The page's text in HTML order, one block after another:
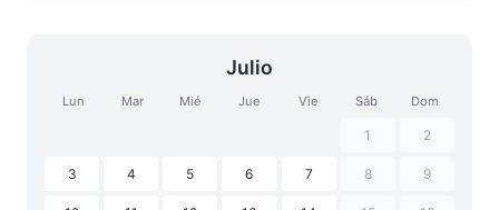
Julio
Lun Mar Mié Jue Vie Sáb Dom
1 2
3 4 5 6 7 8 9